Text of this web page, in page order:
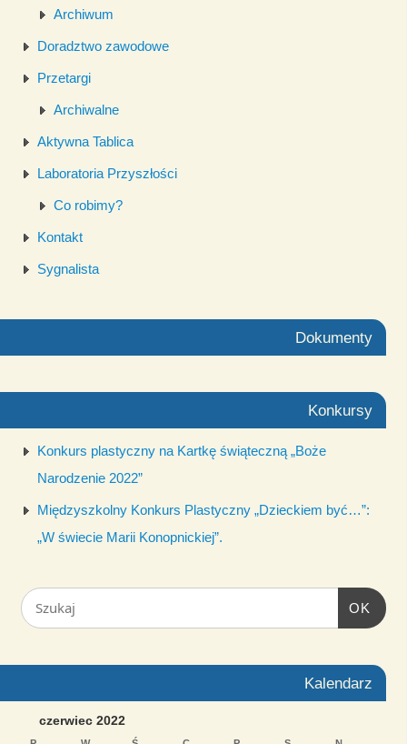
Archiwum
Doradztwo zawodowe
Przetargi
Archiwalne
Aktywna Tablica
Laboratoria Przyszłości
Co robimy?
Kontakt
Sygnalista
Dokumenty
Konkursy
Konkurs plastyczny na Kartkę świąteczną „Boże
Narodzenie 2022”
Międzyszkolny Konkurs Plastyczny „Dzieckiem być…”:
„W świecie Marii Konopnickiej”.
OK
Kalendarz
czerwiec 2022